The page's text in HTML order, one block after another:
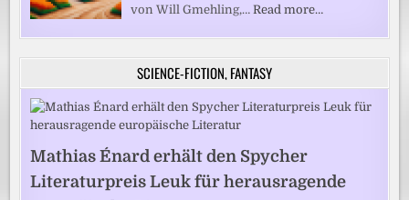
von Will Gmehling,…Read more…
SCIENCE-FICTION, FANTASY
Mathias Énard erhält den Spycher
Literaturpreis Leuk für herausragende